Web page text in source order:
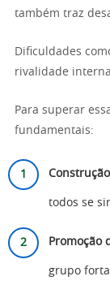
também traz
Dificuldades
rivalidade
Para superar
fundamentais:
todos se
Promoção
grupo